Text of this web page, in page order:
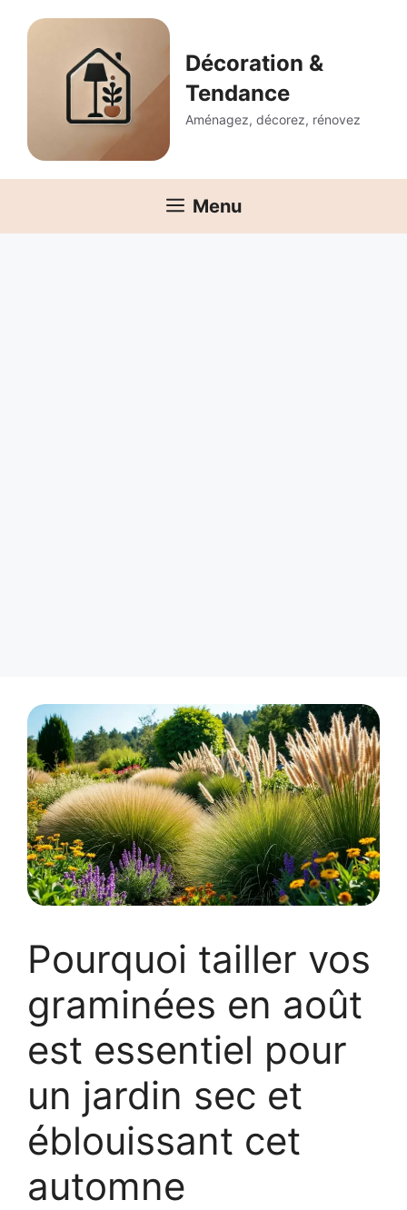
Décoration &
Tendance
Aménagez, décorez, rénovez
Menu
Pourquoi tailler vos
graminées en août
est essentiel pour
un jardin sec et
éblouissant cet
automne